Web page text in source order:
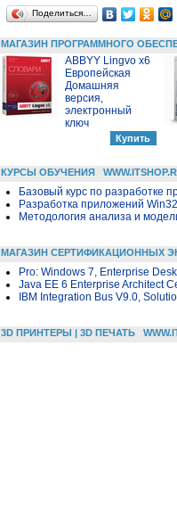
Поделиться…
МАГАЗИН ПРОГРАММНОГО
ABBYY Lingvo x6
Европейская
Домашняя
версия,
электронный
ключ
КУРСЫ ОБУЧЕНИЯ
Базовый курс по разработке
Разработка приложений
Методология анализа и
МАГАЗИН СЕРТИФИКАЦИОННЫХ
Pro: Windows 7, Enterprise
Java EE 6 Enterprise Architect
IBM Integration Bus V9.0,
3D ПРИНТЕРЫ | 3D ПЕЧАТЬ